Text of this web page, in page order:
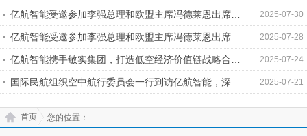
操控员执照管理试点工作，加速推进无人驾驶eVTOL规
模化商用进程
亿航智能受邀参加李强总理和欧盟主席冯德莱恩出席的
中欧企业家座谈会，共商中欧合作发展新机遇
2025-07-30
亿航智能受邀参加李强总理和欧盟主席冯德莱恩出席的
中欧企业家座谈会，共商中欧合作发展新机遇
2025-07-28
亿航智能携手敏实集团，打造低空经济价值链战略合作
体系
2025-07-24
国际民航组织空中航行委员会一行到访亿航智能，深度
探讨交流eVTOL全球标准体系的建设与完善
2025-07-21
您的位置：
首页